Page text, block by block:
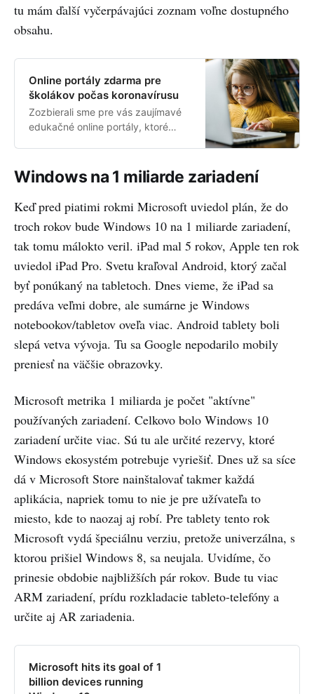
tu mám ďalší vyčerpávajúci zoznam voľne dostupného
obsahu.
Online portály zdarma pre
školákov počas koronavírusu
Zozbierali sme pre vás zaujímavé
edukačné online portály, ktoré
alebo pripravili obsah, ktorý
pomôže deťom ale i rodičom zabiť
doma nudu.
Windows na 1 miliarde zariadení
Keď pred piatimi rokmi Microsoft uviedol plán, že do
troch rokov bude Windows 10 na 1 miliarde zariadení,
tak tomu málokto veril. iPad mal 5 rokov, Apple ten rok
uviedol iPad Pro. Svetu kraľoval Android, ktorý začal
byť ponúkaný na tabletoch. Dnes vieme, že iPad sa
predáva veľmi dobre, ale sumárne je Windows
notebookov/tabletov oveľa viac. Android tablety boli
slepá vetva vývoja. Tu sa Google nepodarilo mobily
preniesť na väčšie obrazovky.
Microsoft metrika 1 miliarda je počet "aktívne"
používaných zariadení. Celkovo bolo Windows 10
zariadení určite viac. Sú tu ale určité rezervy, ktoré
Windows ekosystém potrebuje vyriešiť. Dnes už sa síce
dá v Microsoft Store nainštalovať takmer každá
aplikácia, napriek tomu to nie je pre užívateľa to
miesto, kde to naozaj aj robí. Pre tablety tento rok
Microsoft vydá špeciálnu verziu, pretože univerzálna, s
ktorou prišiel Windows 8, sa neujala. Uvidíme, čo
prinesie obdobie najbližších pár rokov. Bude tu viac
ARM zariadení, prídu rozkladacie tableto-telefóny a
určite aj AR zariadenia.
Microsoft hits its goal of 1
billion devices running